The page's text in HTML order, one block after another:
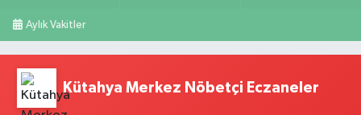
Aylık Vakitler
Kütahya Merkez Nöbetçi Eczaneler